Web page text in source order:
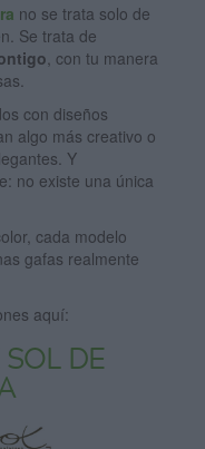
no se trata solo de
Se trata de
, con tu manera
con diseños
algo más creativo o
Y
no existe una única
cada modelo
gafas realmente
aquí:
SOL DE